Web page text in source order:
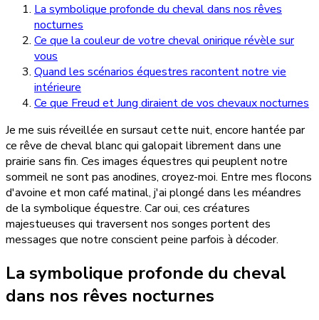
La symbolique profonde du cheval dans nos rêves
nocturnes
Ce que la couleur de votre cheval onirique révèle sur
vous
Quand les scénarios équestres racontent notre vie
intérieure
Ce que Freud et Jung diraient de vos chevaux nocturnes
Je me suis réveillée en sursaut cette nuit, encore hantée par
ce rêve de cheval blanc qui galopait librement dans une
prairie sans fin. Ces images équestres qui peuplent notre
sommeil ne sont pas anodines, croyez-moi. Entre mes flocons
d'avoine et mon café matinal, j'ai plongé dans les méandres
de la symbolique équestre. Car oui, ces créatures
majestueuses qui traversent nos songes portent des
messages que notre conscient peine parfois à décoder.
La symbolique profonde du cheval
dans nos rêves nocturnes